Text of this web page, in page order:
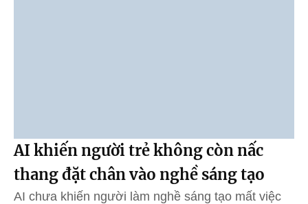
AI khiến người trẻ không còn nấc
thang đặt chân vào nghề sáng tạo
AI chưa khiến người làm nghề sáng tạo mất việc